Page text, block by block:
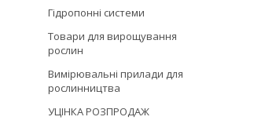
Гідропонні системи
Товари для вирощування
рослин
Вимірювальні прилади для
рослинництва
УЦІНКА РОЗПРОДАЖ